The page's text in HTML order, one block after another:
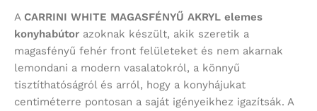
A CARRINI WHITE MAGASFÉNYŰ AKRYL elemes
konyhabútor azoknak készült, akik szeretik a
magasfényű fehér front felületeket és nem akarnak
lemondani a modern vasalatokról, a könnyű
tisztíthatóságról és arról, hogy a konyhájukat
centiméterre pontosan a saját igényeikhez igazítsák. A